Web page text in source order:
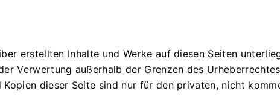
erstellten Inhalte und Werke auf diesen Seiten
Verwertung außerhalb der Grenzen des
Kopien dieser Seite sind nur für den privaten, nicht